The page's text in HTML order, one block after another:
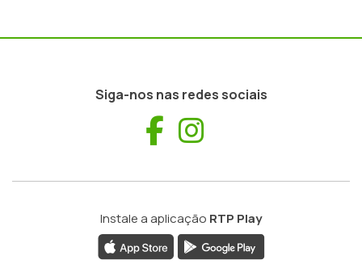
Siga-nos nas redes sociais
Facebook
Instale a aplicação RTP Play